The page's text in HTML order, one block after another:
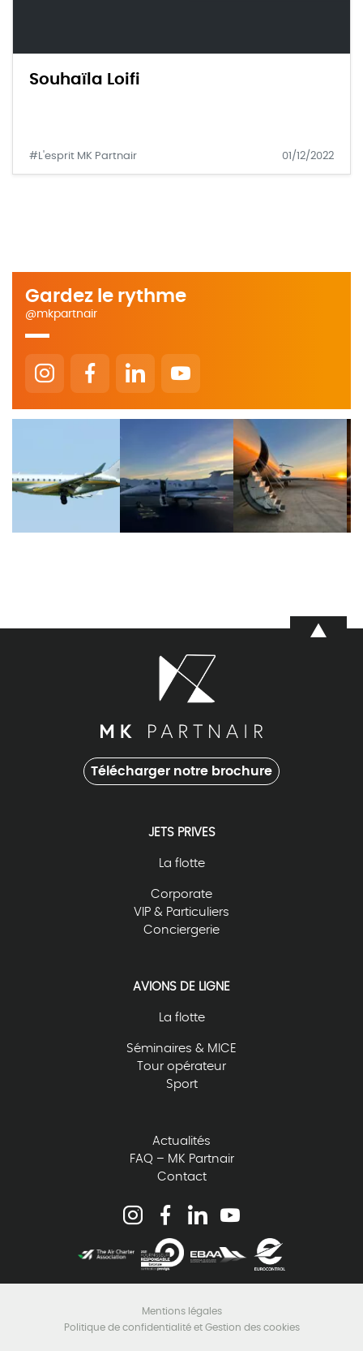
Souhaïla Loifi
#L'esprit MK Partnair 01/12/2022
Gardez le rythme
@mkpartnair
Télécharger notre brochure
JETS PRIVES
La flotte
Corporate
VIP & Particuliers
Conciergerie
AVIONS DE LIGNE
La flotte
Séminaires & MICE
Tour opérateur
Sport
Actualités
FAQ – MK Partnair
Contact
Mentions légales
Politique de confidentialité et Gestion des cookies